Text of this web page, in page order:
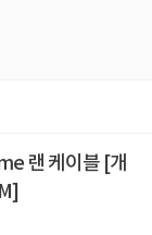
랜 케이블 [개